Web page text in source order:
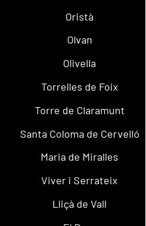
Oristà
Olvan
Olivella
Torrelles de Foix
Torre de Claramunt
Santa Coloma de Cervelló
Maria de Miralles
Viver i Serrateix
Lliçà de Vall